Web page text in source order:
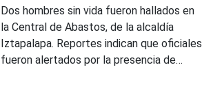
Dos hombres sin vida fueron hallados en
la Central de Abastos, de la alcaldía
Iztapalapa. Reportes indican que oficiales
fueron alertados por la presencia de…